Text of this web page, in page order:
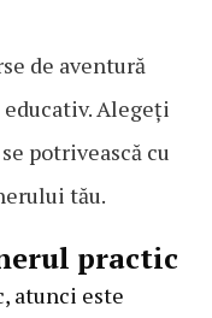
de aventură
Alegeți
potrivească cu
tău.
practic
atunci este